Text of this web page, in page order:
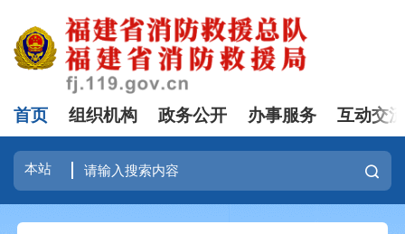
首页 组织机构 政务公开 办事服务 互动交